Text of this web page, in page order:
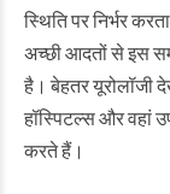
स्थिति पर निर्भर
अच्छी आदतों से इस
है। बेहतर यूरोलॉजी
हॉस्पिटल्स और वहां
करते हैं।